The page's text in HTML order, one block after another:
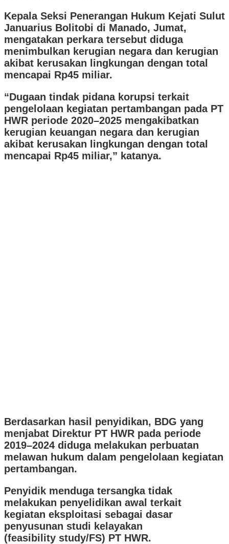
Kepala Seksi Penerangan Hukum Kejati Sulut
Januarius Bolitobi di Manado, Jumat,
mengatakan perkara tersebut diduga
menimbulkan kerugian negara dan kerugian
akibat kerusakan lingkungan dengan total
mencapai Rp45 miliar.
“Dugaan tindak pidana korupsi terkait
pengelolaan kegiatan pertambangan pada PT
HWR periode 2020–2025 mengakibatkan
kerugian keuangan negara dan kerugian
akibat kerusakan lingkungan dengan total
mencapai Rp45 miliar,” katanya.
Berdasarkan hasil penyidikan, BDG yang
menjabat Direktur PT HWR pada periode
2019–2024 diduga melakukan perbuatan
melawan hukum dalam pengelolaan kegiatan
pertambangan.
Penyidik menduga tersangka tidak
melakukan penyelidikan awal terkait
kegiatan eksploitasi sebagai dasar
penyusunan studi kelayakan
(feasibility study/FS) PT HWR.